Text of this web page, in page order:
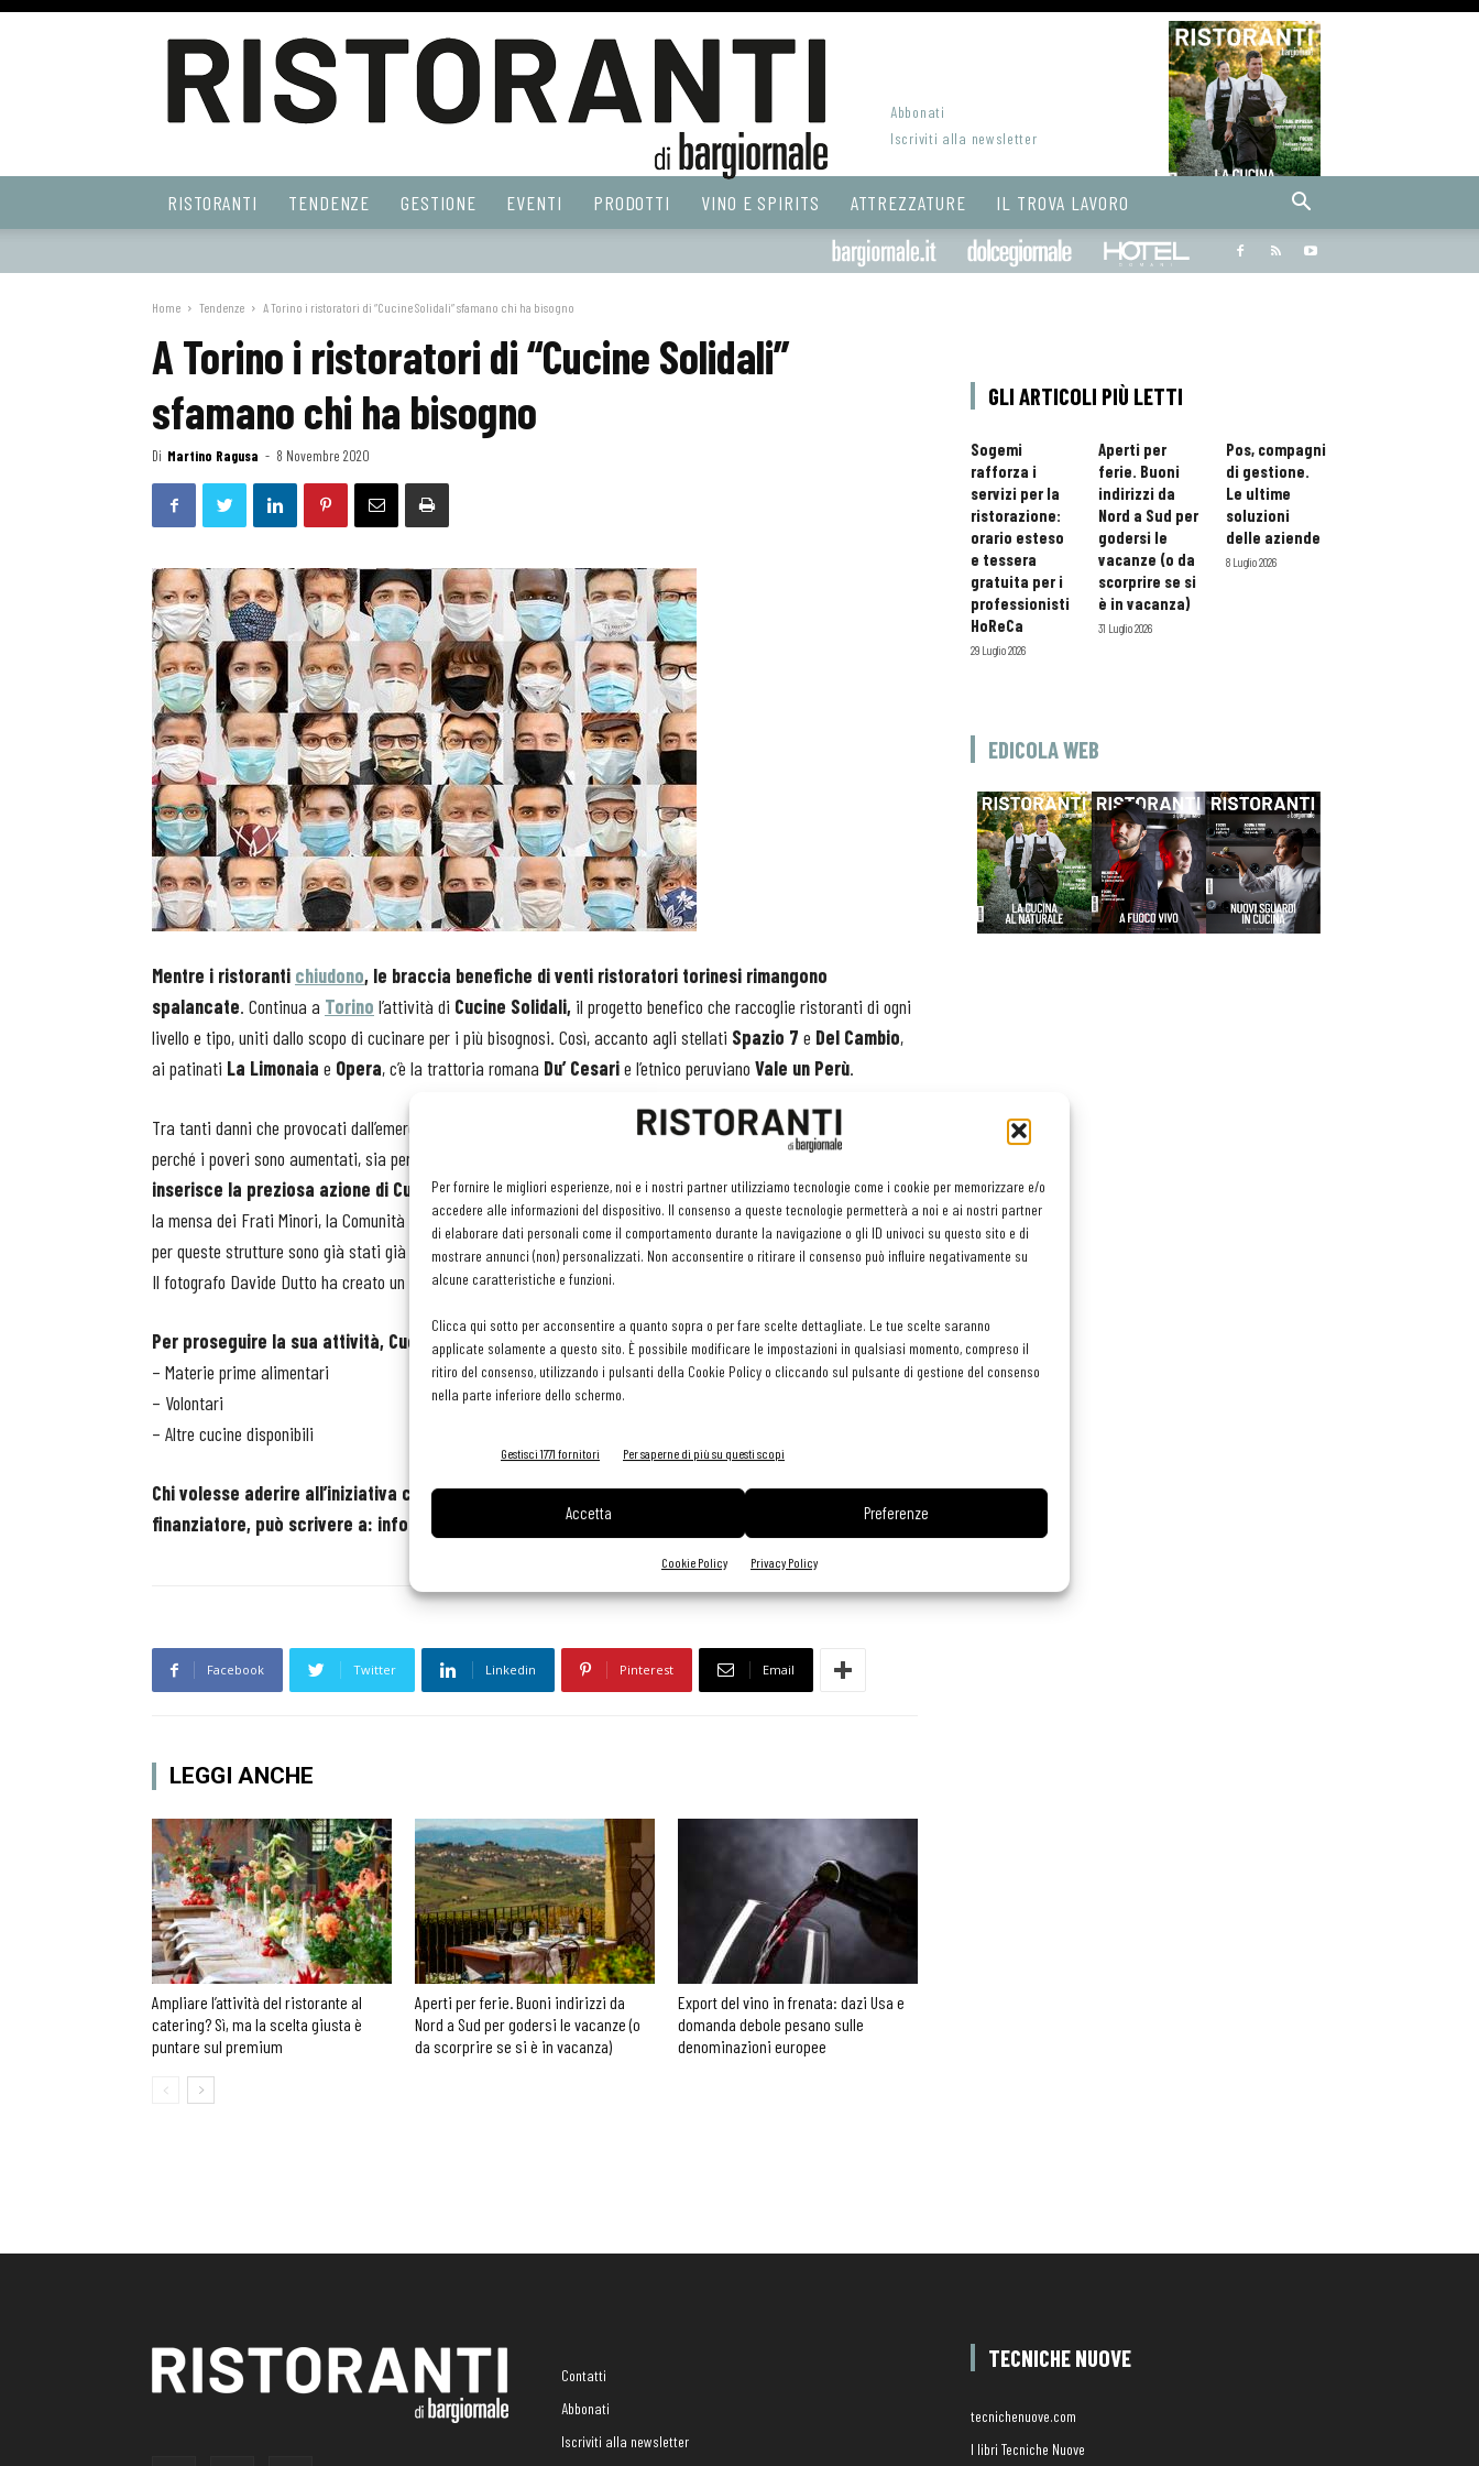
Per fornire le migliori esperienze, noi e i nostri partner utilizziamo tecnologie come i cookie per memorizzare e/o
accedere alle informazioni del dispositivo. Il consenso a queste tecnologie permetterà a noi e ai nostri partner
di elaborare dati personali come il comportamento durante la navigazione o gli ID univoci su questo sito e di
mostrare annunci (non) personalizzati. Non acconsentire o ritirare il consenso può influire negativamente su
alcune caratteristiche e funzioni.
Clicca qui sotto per acconsentire a quanto sopra o per fare scelte dettagliate. Le tue scelte saranno
applicate solamente a questo sito. È possibile modificare le impostazioni in qualsiasi momento, compreso il
ritiro del consenso, utilizzando i pulsanti della Cookie Policy o cliccando sul pulsante di gestione del consenso
nella parte inferiore dello schermo.
Gestisci 1771 fornitori Per saperne di più su questi scopi
Accetta Preferenze
Cookie Policy Privacy Policy
Web
Abbonati
Iscriviti alla newsletter
RISTORANTI TENDENZE GESTIONE EVENTI PRODOTTI VINO E SPIRITS ATTREZZATURE IL TROVA LAVORO
Bargiornale dolcegiornale
Home Tendenze A Torino i ristoratori di “Cucine Solidali” sfamano chi ha bisogno
A Torino i ristoratori di “Cucine Solidali”
sfamano chi ha bisogno
Di Martino Ragusa - 8 Novembre 2020
Mentre i ristoranti chiudono, le braccia benefiche di venti ristoratori torinesi rimangono
spalancate. Continua a Torino l’attività di Cucine Solidali, il progetto benefico che raccoglie ristoranti di ogni
livello e tipo, uniti dallo scopo di cucinare per i più bisognosi. Così, accanto agli stellati Spazio 7 e Del Cambio,
ai patinati La Limonaia e Opera, c’è la trattoria romana Du’ Cesarie l’etnico peruviano Vale un Perù.
Tra tanti danni che provocati dall’emergenza sanitaria c’è l’aumento del bisogno di cibo da parte dei più poveri, sia
perché i poveri sono aumentati, sia perché si sono arrestati molto meccanismi di fornitura dei pasti.Qui si
inserisce la preziosa azione di Cucine Solidali che a Torino riforniscono istituzioni benefichecome
la mensa dei Frati Minori, la Comunità di Sant’Egidio e gli asili notturni del Centro Torinese di Solidarietà. Finora,
per queste strutture sono già stati già preparati 35mila pasti.
Il fotografo Davide Dutto ha creato un grande mosaico di primi piani dei protagonisti.
Per proseguire la sua attività, Cucine solidali necessita di:
– Materie prime alimentari
– Volontari
– Altre cucine disponibili
Chi volesse aderire all’iniziativa come produttore o erogatore di pasti, donatore di materie prime,
finanziatore, può scrivere a: info@cucinesolidali.it
Facebook Twitter Linkedin Pinterest Email
LEGGI ANCHE
Ampliare l’attività del ristorante al
catering? Sì, ma la scelta giusta è
puntare sul premium
Aperti per ferie. Buoni indirizzi da
Nord a Sud per godersi le vacanze (o
da scorprire se si è in vacanza)
Export del vino in frenata: dazi Usa e
domanda debole pesano sulle
denominazioni europee
GLI ARTICOLI PIÙ LETTI
Sogemi
rafforza i
servizi per la
ristorazione:
orario esteso
e tessera
gratuita per i
professionisti
HoReCa
29 Luglio 2026
Aperti per
ferie. Buoni
indirizzi da
Nord a Sud per
godersi le
vacanze (o da
scorprire se si
è in vacanza)
31 Luglio 2026
Pos, compagni
di gestione.
Le ultime
soluzioni
delle aziende
8 Luglio 2026
EDICOLA WEB
Contatti
Abbonati
Iscriviti alla newsletter
TECNICHE NUOVE
tecnichenuove.com
I libri Tecniche Nuove